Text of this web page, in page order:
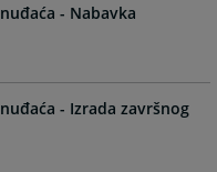
- Nabavka
- Izrada završnog